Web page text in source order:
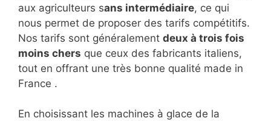
aux agriculteurs sans intermédiaire, ce qui
nous permet de proposer des tarifs compétitifs.
Nos tarifs sont généralement deux à trois fois
moins chers que ceux des fabricants italiens,
tout en offrant une très bonne qualité made in
France .
En choisissant les machines à glace de la